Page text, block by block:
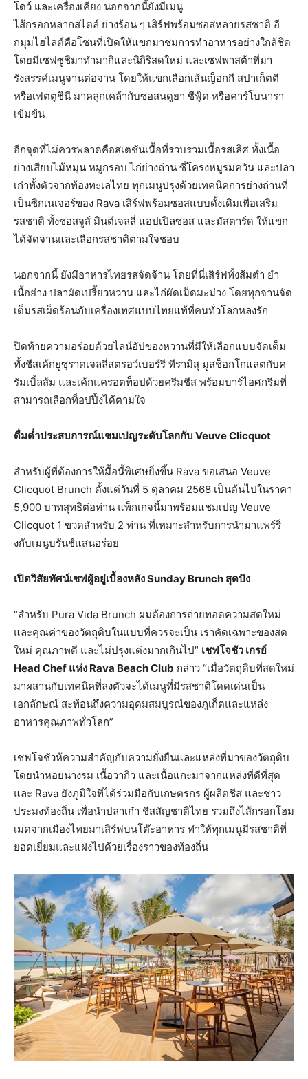
โดว์ และเครื่องเคียง นอกจากนี้ยังมีเมนู
ไส้กรอกหลากสไตล์ ย่างร้อน ๆ เสิร์ฟพร้อมซอสหลายรสชาติ อี
กมุมไฮไลต์คือโซนที่เปิดให้แขกมาชมการทำอาหารอย่างใกล้ชิด
โดยมีเชฟซูชิมาทำมากิและนิกิริสดใหม่ และเชฟพาสต้าที่มา
รังสรรค์เมนูจานต่อจาน โดยให้แขกเลือกเส้นญ็อกกี สปาเก็ตตี
หรือเฟตตูชินี มาคลุกเคล้ากับซอสนดูยา ซีฟู้ด หรือคาร์โบนารา
เข้มข้น
อีกจุดที่ไม่ควรพลาดคือสเตชันเนื้อที่รวบรวมเนื้อรสเลิศ ทั้งเนื้อ
ย่างเสียบไม้หมุน หมูกรอบ ไก่ย่างถ่าน ซี่โครงหมูรมควัน และปลา
เก๋าทั้งตัวจากท้องทะเลไทย ทุกเมนูปรุงด้วยเทคนิคการย่างถ่านที่
เป็นซิกเนเจอร์ของ Rava เสิร์ฟพร้อมซอสแบบดั้งเดิมเพื่อเสริม
รสชาติ ทั้งซอสจูส์ มินต์เจลลี่ แอปเปิลซอส และมัสตาร์ด ให้แขก
ได้จัดจานและเลือกรสชาติตามใจชอบ
นอกจากนี้ ยังมีอาหารไทยรสจัดจ้าน โดยที่นี่เสิร์ฟทั้งส้มตำ ยำ
เนื้อย่าง ปลาผัดเปรี้ยวหวาน และไก่ผัดเม็ดมะม่วง โดยทุกจานจัด
เต็มรสเผ็ดร้อนกับเครื่องเทศแบบไทยแท้ที่คนทั่วโลกหลงรัก
ปิดท้ายความอร่อยด้วยไลน์อัปของหวานที่มีให้เลือกแบบจัดเต็ม
ทั้งชีสเค้กยูซุราดเจลลี่สตรอว์เบอร์รี ทีรามิสุ มูสช็อกโกแลตกับค
รัมเบิ้ลส้ม และเค้กแครอตท็อปด้วยครีมชีส พร้อมบาร์ไอศกรีมที่
สามารถเลือกท็อปปิ้งได้ตามใจ
ดื่มด่ำประสบการณ์แชมเปญระดับโลกกับ Veuve Clicquot
สำหรับผู้ที่ต้องการให้มื้อนี้พิเศษยิ่งขึ้น Rava ขอเสนอ Veuve
Clicquot Brunch ตั้งแต่วันที่ 5 ตุลาคม 2568 เป็นต้นไปในราคา
5,900 บาทสุทธิต่อท่าน แพ็กเกจนี้มาพร้อมแชมเปญ Veuve
Clicquot 1 ขวดสำหรับ 2 ท่าน ที่เหมาะสำหรับการนำมาแพร์ริ่
งกับเมนูบรันช์แสนอร่อย
เปิดวิสัยทัศน์เชฟผู้อยู่เบื้องหลังSunday Brunch สุดปัง
“สำหรับ Pura Vida Brunch ผมต้องการถ่ายทอดความสดใหม่
และคุณค่าของวัตถุดิบในแบบที่ควรจะเป็น เราคัดเฉพาะของสด
ใหม่ คุณภาพดี และไม่ปรุงแต่งมากเกินไป” เชฟโจชัว เกรย์
Head Chef แห่ง Rava Beach Club กล่าว “เมื่อวัตถุดิบที่สดใหม่
มาผสานกับเทคนิคที่ลงตัวจะได้เมนูที่มีรสชาติโดดเด่นเป็น
เอกลักษณ์ สะท้อนถึงความอุดมสมบูรณ์ของภูเก็ตและแหล่ง
อาหารคุณภาพทั่วโลก”
เชฟโจชัวห้ความสำคัญกับความยั่งยืนและแหล่งที่มาของวัตถุดิบ
โดยนำหอยนางรม เนื้อวากิว และเนื้อแกะมาจากแหล่งที่ดีที่สุด
และ Rava ยังภูมิใจที่ได้ร่วมมือกับเกษตรกร ผู้ผลิตชีส และชาว
ประมงท้องถิ่น เพื่อนำปลาเก๋า ชีสสัญชาติไทย รวมถึงไส้กรอกโฮม
เมดจากเมืองไทยมาเสิร์ฟบนโต๊ะอาหาร ทำให้ทุกเมนูมีรสชาติที่
ยอดเยี่ยมและแฝงไปด้วยเรื่องราวของท้องถิ่น